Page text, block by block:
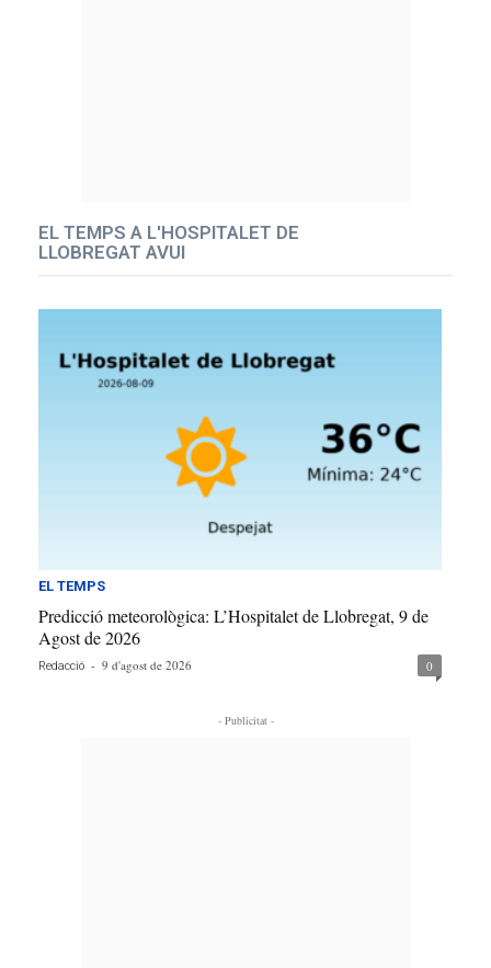
EL TEMPS A L'HOSPITALET DE
LLOBREGAT AVUI
EL TEMPS
Predicció meteorològica: L’Hospitalet de Llobregat, 9 de
Agost de 2026
Redacció - 9 d'agost de 2026 0
- Publicitat -